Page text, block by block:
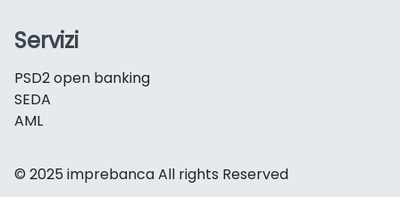
Servizi
PSD2 open banking
SEDA
AML
© 2025 imprebanca All rights Reserved